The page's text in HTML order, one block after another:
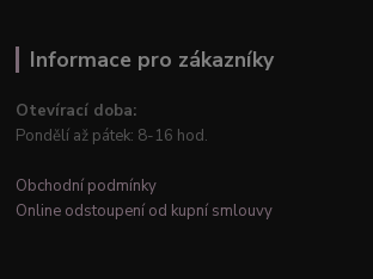
Informace pro zákazníky
Otevírací doba:
Pondělí až pátek: 8-16 hod.
Obchodní podmínky
Online odstoupení od kupní smlouvy